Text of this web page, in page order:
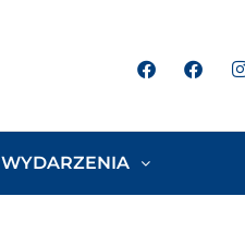
WYDARZENIA